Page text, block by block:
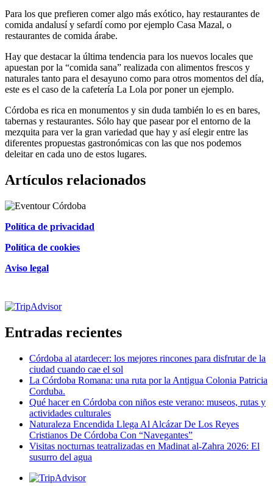
Para los que prefieren comer algo más exótico, hay restaurantes de
comida andalusí y sefardí como por ejemplo Casa Mazal, o
restaurantes de comida árabe.
Hay que destacar la última tendencia para los nuevos locales que
apuestan por la “comida sana” realizada con alimentos frescos y
naturales tanto para el desayuno como para otros momentos del día,
este es el caso de la cafetería La Lola por poner un ejemplo.
Córdoba es rica en monumentos y sin duda también lo es en bares,
tabernas y restaurantes. Sólo hay que pasear por el entorno de la
mezquita para ver la gran variedad que hay y así elegir entre las
diferentes propuestas gastronómicas con las que nos podemos
deleitar en cada uno de estos lugares.
Artículos relacionados
Política de privacidad
Política de cookies
Aviso legal
Entradas recientes
Córdoba al atardecer: los mejores rincones para disfrutar de la
ciudad cuando cae el sol
La Córdoba Romana: una ruta por la Antigua Colonia Patricia
Corduba.
Qué hacer en Córdoba con niños este verano: museos, rutas y
actividades culturales
Naturaleza Encendida Llega Al Alcázar De Los Reyes
Cristianos De Córdoba Con “Navegantes”
Visitas nocturnas teatralizadas en Madinat al-Zahra 2026: El
susurro del agua